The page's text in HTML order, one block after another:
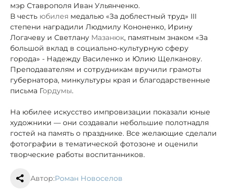
мэр Ставрополя Иван Ульянченко.
В честь юбилея медалью «За доблестный труд» III
степени наградили Людмилу Кононенко, Ирину
Логачеву и Светлану Мазанюк, памятным знаком «За
большой вклад в социально-культурную сферу
города» - Надежду Василенко и Юлию Щелканову.
Преподавателям и сотрудникам вручили грамоты
губернатора, минкультуры края и благодарственные
письма Гордумы.
На юбилее искусство импровизации показали юные
художники — они создавали небольшие полотнадля
гостей на память о празднике. Все желающие сделали
фотографии в тематической фотозоне и оценили
творческие работы воспитанников.
Автор:Роман Новоселов